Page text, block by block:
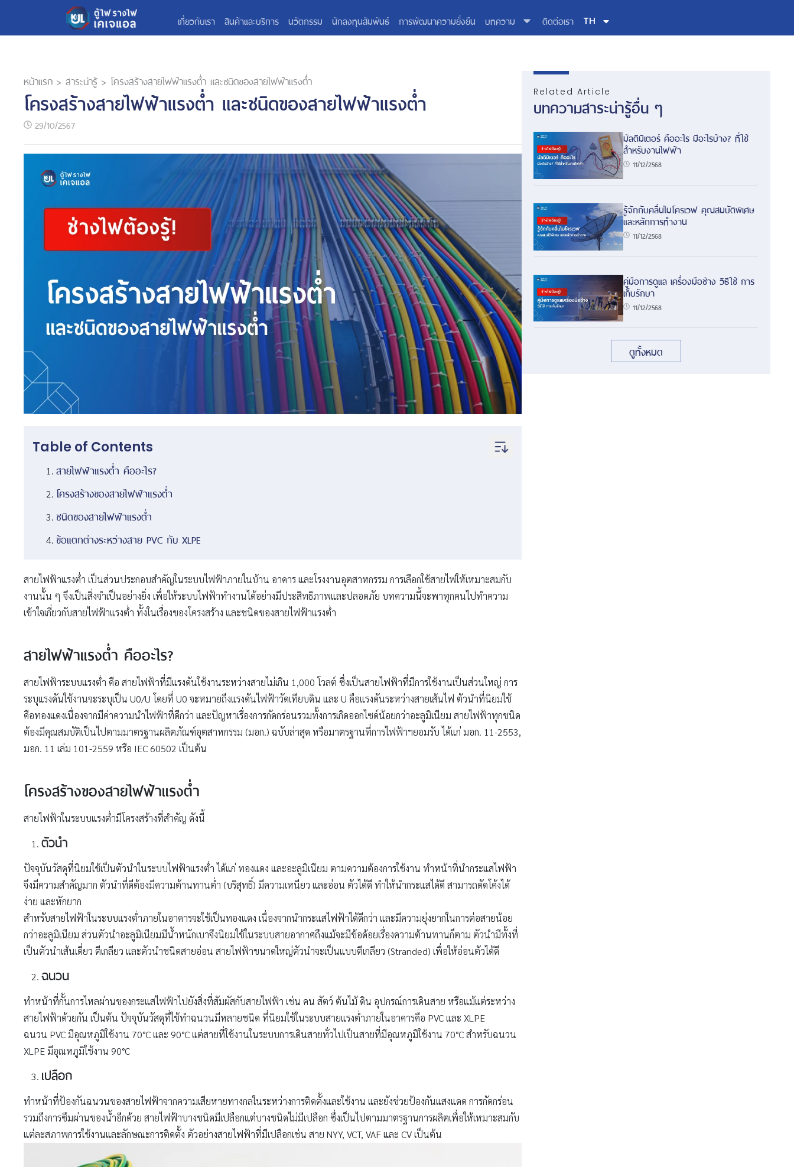
เกี่ยวกับเรา สินค้าและบริการ นวัตกรรม นักลงทุนสัมพันธ์ การพัฒนาความยั่งยืน บทความ ติดต่อเรา TH
หน้าแรก > สาระน่ารู้ > โครงสร้างสายไฟฟ้าแรงต่ำ และชนิดของสายไฟฟ้าแรงต่ำ
โครงสร้างสายไฟฟ้าแรงต่ำ และชนิดของสายไฟฟ้าแรงต่ำ
29/10/2567
Table of Contents
สายไฟฟ้าแรงต่ำ คืออะไร?
โครงสร้างของสายไฟฟ้าแรงต่ำ
ชนิดของสายไฟฟ้าแรงต่ำ
ข้อแตกต่างระหว่างสาย PVC กับ XLPE
สายไฟฟ้าแรงต่ำ เป็นส่วนประกอบสำคัญในระบบไฟฟ้าภายในบ้าน อาคาร และโรงงานอุตสาหกรรม การเลือกใช้สายไฟให้เหมาะสมกับ
งานนั้น ๆ จึงเป็นสิ่งจำเป็นอย่างยิ่ง เพื่อให้ระบบไฟฟ้าทำงานได้อย่างมีประสิทธิภาพและปลอดภัย บทความนี้จะพาทุกคนไปทำความ
เข้าใจเกี่ยวกับสายไฟฟ้าแรงต่ำ ทั้งในเรื่องของโครงสร้าง และชนิดของสายไฟฟ้าแรงต่ำ
สายไฟฟ้าแรงต่ำ คืออะไร?
สายไฟฟ้าระบบแรงต่ำ คือ สายไฟฟ้าที่มีแรงดันใช้งานระหว่างสายไม่เกิน 1,000 โวลต์ ซึ่งเป็นสายไฟฟ้าที่มีการใช้งานเป็นส่วนใหญ่ การ
ระบุแรงดันใช้งานจะระบุเป็น U0/U โดยที่ U0 จะหมายถึงแรงดันไฟฟ้าวัดเทียบดิน และ U คือแรงดันระหว่างสายเส้นไฟ ตัวนำที่นิยมใช้
คือทองแดงเนื่องจากมีค่าความนำไฟฟ้าที่ดีกว่า และปัญหาเรื่องการกัดกร่อนรวมทั้งการเกิดออกไซด์น้อยกว่าอะลูมิเนียม สายไฟฟ้าทุกชนิด
ต้องมีคุณสมบัติเป็นไปตามมาตรฐานผลิตภัณฑ์อุตสาหกรรม (มอก.) ฉบับล่าสุด หรือมาตรฐานที่การไฟฟ้าฯยอมรับ ได้แก่ มอก. 11-2553,
มอก. 11 เล่ม 101-2559 หรือ IEC 60502 เป็นต้น
โครงสร้างของสายไฟฟ้าแรงต่ำ
สายไฟฟ้าในระบบแรงต่ำมีโครงสร้างที่สำคัญ ดังนี้
ตัวนำ
ปัจจุบันวัสดุที่นิยมใช้เป็นตัวนำในระบบไฟฟ้าแรงต่ำ ได้แก่ ทองแดง และอะลูมิเนียม ตามความต้องการใช้งาน ทำหน้าที่นำกระแสไฟฟ้า
จึงมีความสำคัญมาก ตัวนำที่ดีต้องมีความต้านทานต่ำ (บริสุทธิ์) มีความเหนียว และอ่อน ตัวได้ดี ทำให้นำกระแสได้ดี สามารถดัดโค้งได้
ง่าย และหักยาก
สำหรับสายไฟฟ้าในระบบแรงต่ำภายในอาคารจะใช้เป็นทองแดง เนื่องจากนำกระแสไฟฟ้าได้ดีกว่า และมีความยุ่งยากในการต่อสายน้อย
กว่าอะลูมิเนียม ส่วนตัวนำอะลูมิเนียมมีน้ำหนักเบาจึงนิยมใช้ในระบบสายอากาศถึงแม้จะมีข้อด้อยเรื่องความต้านทานก็ตาม ตัวนำมีทั้งที่
เป็นตัวนำเส้นเดี่ยว ตีเกลียว และตัวนำชนิดสายอ่อน สายไฟฟ้าขนาดใหญ่ตัวนำจะเป็นแบบตีเกลียว (Stranded) เพื่อให้อ่อนตัวได้ดี
ฉนวน
ทำหน้าที่กั้นการไหลผ่านของกระแสไฟฟ้าไปยังสิ่งที่สัมผัสกับสายไฟฟ้า เช่น คน สัตว์ ต้นไม้ ดิน อุปกรณ์การเดินสาย หรือแม้แต่ระหว่าง
สายไฟฟ้าด้วยกัน เป็นต้น ปัจจุบันวัสดุที่ใช้ทำฉนวนมีหลายชนิด ที่นิยมใช้ในระบบสายแรงต่ำภายในอาคารคือ PVC และ XLPE
ฉนวน PVC มีอุณหภูมิใช้งาน 70°C และ 90°C แต่สายที่ใช้งานในระบบการเดินสายทั่วไปเป็นสายที่มีอุณหภูมิใช้งาน 70°C สำหรับฉนวน
XLPE มีอุณหภูมิใช้งาน 90°C
เปลือก
ทำหน้าที่ป้องกันฉนวนของสายไฟฟ้าจากความเสียหายทางกลในระหว่างการติดตั้งและใช้งาน และยังช่วยป้องกันแสงแดด การกัดกร่อน
รวมถึงการซึมผ่านของน้ำอีกด้วย สายไฟฟ้าบางชนิดมีเปลือกแต่บางชนิดไม่มีเปลือก ซึ่งเป็นไปตามมาตรฐานการผลิตเพื่อให้เหมาะสมกับ
แต่ละสภาพการใช้งานและลักษณะการติดตั้ง ตัวอย่างสายไฟฟ้าที่มีเปลือกเช่น สาย NYY, VCT, VAF และ CV เป็นต้น
Related Article
บทความสาระน่ารู้อื่น ๆ
มัลติมิเตอร์ คืออะไร มีอะไรบ้าง? ที่ใช้
สำหรับงานไฟฟ้า
11/12/2568
รู้จักกับคลื่นไมโครเวฟ คุณสมบัติพิเศษ
และหลักการทำงาน
11/12/2568
คู่มือการดูแล เครื่องมือช่าง วิธีใช้ การ
เก็บรักษา
11/12/2568
ดูทั้งหมด